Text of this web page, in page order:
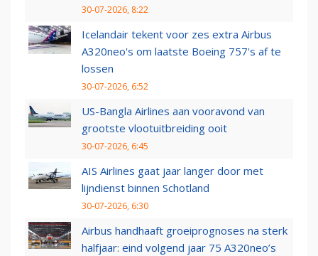
30-07-2026, 8:22
Icelandair tekent voor zes extra Airbus
A320neo's om laatste Boeing 757's af te
lossen
30-07-2026, 6:52
US-Bangla Airlines aan vooravond van
grootste vlootuitbreiding ooit
30-07-2026, 6:45
AIS Airlines gaat jaar langer door met
lijndienst binnen Schotland
30-07-2026, 6:30
Airbus handhaaft groeiprognoses na sterk
halfjaar: eind volgend jaar 75 A320neo’s